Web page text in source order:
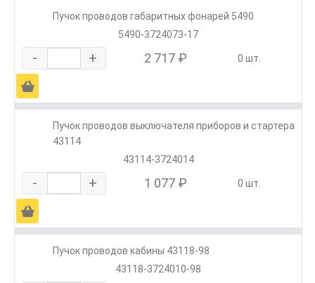
Пучок проводов габаритных фонарей 5490
5490-3724073-17
- + 2 717 ₽ 0 шт.
Ä
Пучок проводов выключателя приборов и стартера
43114
43114-3724014
- + 1 077 ₽ 0 шт.
Ä
Пучок проводов кабины 43118-98
43118-3724010-98